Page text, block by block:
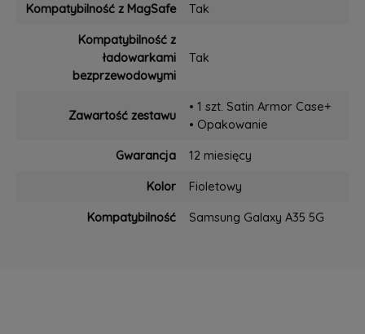
Kompatybilność z MagSafe
Tak
Kompatybilność z
ładowarkami
bezprzewodowymi
Tak
Zawartość zestawu
• 1 szt. Satin Armor Case+
• Opakowanie
Gwarancja
12 miesięcy
Kolor
Fioletowy
Kompatybilność
Samsung Galaxy A35 5G